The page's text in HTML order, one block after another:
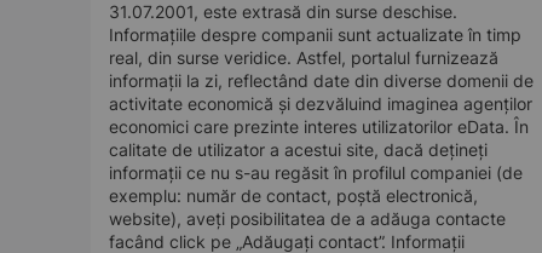
31.07.2001, este extrasă din surse deschise.
Informațiile despre companii sunt actualizate în timp
real, din surse veridice. Astfel, portalul furnizează
informații la zi, reflectând date din diverse domenii de
activitate economică și dezvăluind imaginea agenților
economici care prezinte interes utilizatorilor eData. În
calitate de utilizator a acestui site, dacă dețineți
informații ce nu s-au regăsit în profilul companiei (de
exemplu: număr de contact, poștă electronică,
website), aveți posibilitatea de a adăuga contacte
facând click pe „Adăugați contact”. Informații